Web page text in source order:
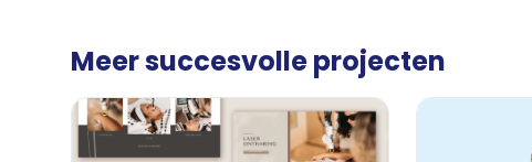
Meer succesvolle projecten